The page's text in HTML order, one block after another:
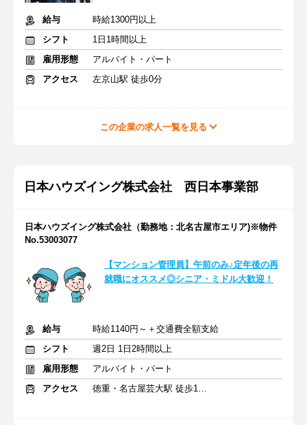
給与
時給1300円以上
シフト
1日1時間以上
雇用形態
アルバイト・パート
アクセス
左京山駅 徒歩0分
この企業の求人一覧を見る
日本ハウズイング株式会社 西日本事業部
日本ハウズイング株式会社（勤務地：北名古屋市エリア)※物件
No.53003077
【マンション管理員】午前のみ♪定年後の再
就職にオススメ◎シニア・ミドル大歓迎！
給与
時給1140円～＋交通費全額支給
シフト
週2日 1日2時間以上
雇用形態
アルバイト・パート
アクセス
徳重・名古屋芸大駅 徒歩15分